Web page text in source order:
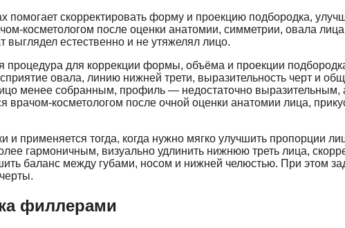
скорректировать форму и проекцию подбородка,
косметологом после оценки анатомии, симметрии, овала
выглядел естественно и не утяжелял лицо.
процедура для коррекции формы, объёма и проекции
овала, линию нижней трети, выразительность черт и
менее собранным, профиль — недостаточно
косметологом после очной оценки анатомии лица,
и применяется тогда, когда нужно мягко улучшить пропорции
гармоничным, визуально удлинить нижнюю треть лица,
баланс между губами, носом и нижней челюстью. При этом
филлерами